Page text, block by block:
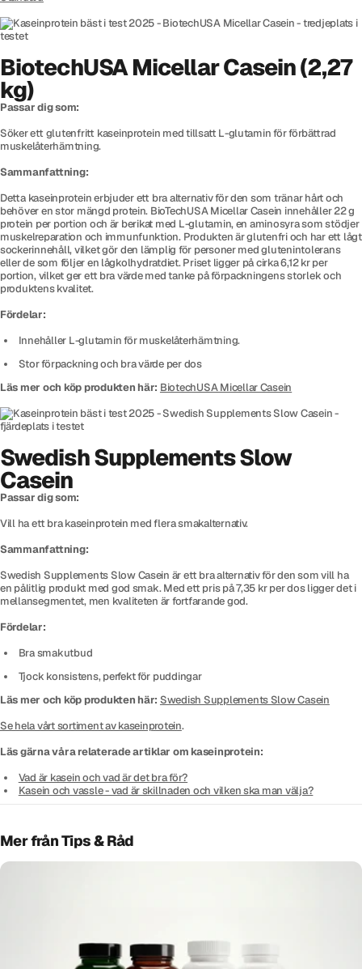
BiotechUSA Micellar Casein (2,27
kg)
Passar dig som:
Söker ett glutenfritt kaseinprotein med tillsatt L-glutamin för förbättrad
muskelåterhämtning.
Sammanfattning:
Detta kaseinprotein erbjuder ett bra alternativ för den som tränar hårt och
behöver en stor mängd protein. BioTechUSA Micellar Casein innehåller 22 g
protein per portion och är berikat med L-glutamin, en aminosyra som stödjer
muskelreparation och immunfunktion. Produkten är glutenfri och har ett lågt
sockerinnehåll, vilket gör den lämplig för personer med glutenintolerans
eller de som följer en lågkolhydratdiet. Priset ligger på cirka 6,12 kr per
portion, vilket ger ett bra värde med tanke på förpackningens storlek och
produktens kvalitet.
Fördelar:
Innehåller L-glutamin för muskelåterhämtning.
Stor förpackning och bra värde per dos
Läs mer och köp produkten här: BiotechUSA Micellar Casein
Swedish Supplements Slow
Casein
Passar dig som:
Vill ha ett bra kaseinprotein med flera smakalternativ.
Sammanfattning:
Swedish Supplements Slow Casein är ett bra alternativ för den som vill ha
en pålitlig produkt med god smak. Med ett pris på 7,35 kr per dos ligger det i
mellansegmentet, men kvaliteten är fortfarande god.
Fördelar:
Bra smakutbud
Tjock konsistens, perfekt för puddingar
Läs mer och köp produkten här: Swedish Supplements Slow Casein
Se hela vårt sortiment av kaseinprotein.
Läs gärna våra relaterade artiklar om kaseinprotein:
Vad är kasein och vad är det bra för?
Kasein och vassle - vad är skillnaden och vilken ska man välja?
Mer från Tips & Råd